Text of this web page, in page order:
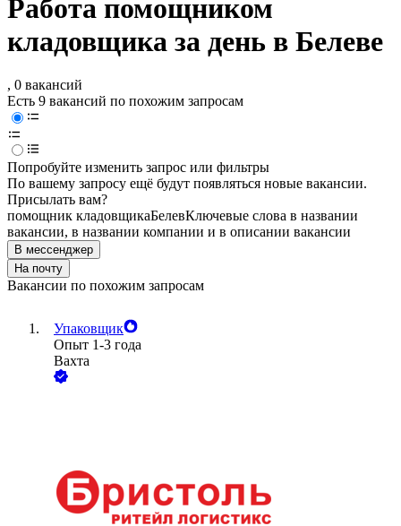
Работа помощником
кладовщика за день в Белеве
, 0 вакансий
Есть 9 вакансий по похожим запросам
Попробуйте изменить запрос или фильтры
По вашему запросу ещё будут появляться новые вакансии.
Присылать вам?
помощник кладовщикаБелевКлючевые слова в названии
вакансии, в названии компании и в описании вакансии
В мессенджер
На почту
Вакансии по похожим запросам
Упаковщик
Опыт 1-3 года
Вахта